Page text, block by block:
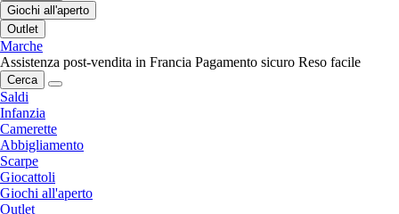
Giochi all'aperto
Outlet
Marche
Assistenza post-vendita in Francia Pagamento sicuro Reso facile
Cerca
Saldi
Infanzia
Camerette
Abbigliamento
Scarpe
Giocattoli
Giochi all'aperto
Outlet